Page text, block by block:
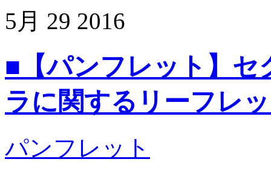
5月 29 2016
■【パンフレット】セ
ラに関するリーフレ
パンフレット